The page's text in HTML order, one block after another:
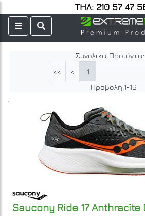
ΤΗΛ: 210 57 47
Συνολικά Προιόντα:
<<
< 1
Προβολή:1-16
Saucony Ride 17 Anthracite